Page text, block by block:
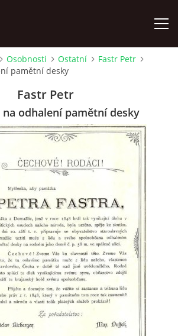
Osobnosti Ostatní
Fastr Petr
pamětní desky
Fastr Petr
na odhalení pamětní desky